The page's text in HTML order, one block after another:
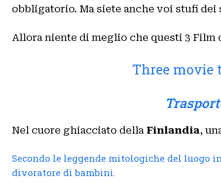
obbligatorio. Ma siete anche voi stufi
Allora niente di meglio che questi 3 Film
Three movie
T
Nel cuore ghiacciato della Finlandia,
Secondo le leggende mitologiche del luogo
divoratore di bambini.